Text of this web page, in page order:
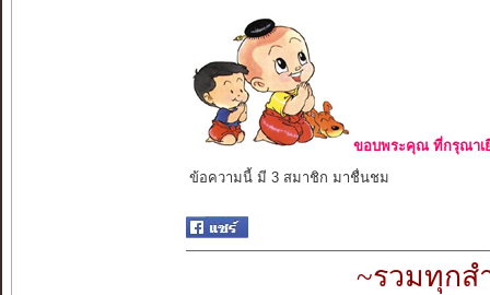
ขอบพระคุณ ที่กรุณาเ
ข้อความนี้ มี 3 สมาชิก มาชื่นชม
~รวมทุกส